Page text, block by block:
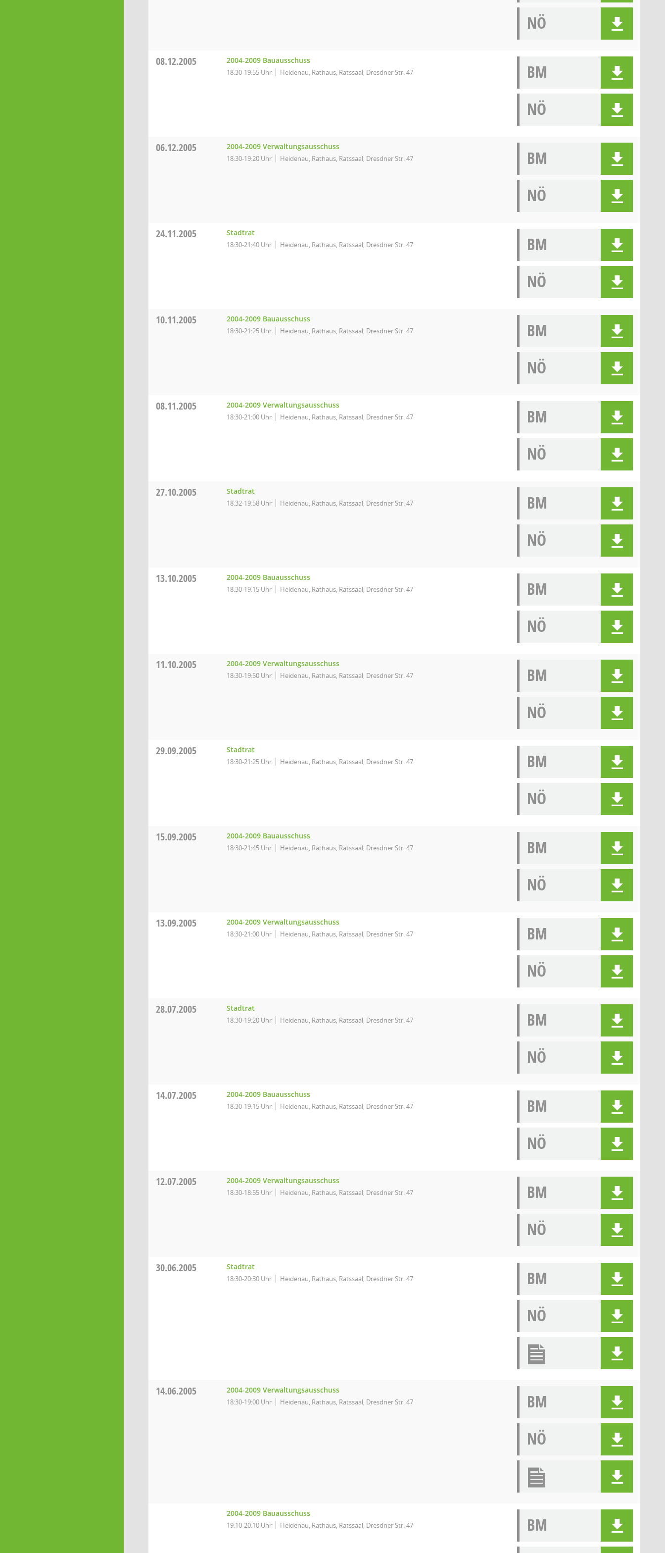
NÖ
08.12.2005 2004-2009 Bauausschuss
18:30-19:55 Uhr Heidenau, Rathaus, Ratssaal, Dresdner Str. 47
BM
NÖ
06.12.2005 2004-2009 Verwaltungsausschuss
18:30-19:20 Uhr Heidenau, Rathaus, Ratssaal, Dresdner Str. 47
BM
NÖ
24.11.2005 Stadtrat
18:30-21:40 Uhr Heidenau, Rathaus, Ratssaal, Dresdner Str. 47
BM
NÖ
10.11.2005 2004-2009 Bauausschuss
18:30-21:25 Uhr Heidenau, Rathaus, Ratssaal, Dresdner Str. 47
BM
NÖ
08.11.2005 2004-2009 Verwaltungsausschuss
18:30-21:00 Uhr Heidenau, Rathaus, Ratssaal, Dresdner Str. 47
BM
NÖ
27.10.2005 Stadtrat
18:32-19:58 Uhr Heidenau, Rathaus, Ratssaal, Dresdner Str. 47
BM
NÖ
13.10.2005 2004-2009 Bauausschuss
18:30-19:15 Uhr Heidenau, Rathaus, Ratssaal, Dresdner Str. 47
BM
NÖ
11.10.2005 2004-2009 Verwaltungsausschuss
18:30-19:50 Uhr Heidenau, Rathaus, Ratssaal, Dresdner Str. 47
BM
NÖ
29.09.2005 Stadtrat
18:30-21:25 Uhr Heidenau, Rathaus, Ratssaal, Dresdner Str. 47
BM
NÖ
15.09.2005 2004-2009 Bauausschuss
18:30-21:45 Uhr Heidenau, Rathaus, Ratssaal, Dresdner Str. 47
BM
NÖ
13.09.2005 2004-2009 Verwaltungsausschuss
18:30-21:00 Uhr Heidenau, Rathaus, Ratssaal, Dresdner Str. 47
BM
NÖ
28.07.2005 Stadtrat
18:30-19:20 Uhr Heidenau, Rathaus, Ratssaal, Dresdner Str. 47
BM
NÖ
14.07.2005 2004-2009 Bauausschuss
18:30-19:15 Uhr Heidenau, Rathaus, Ratssaal, Dresdner Str. 47
BM
NÖ
12.07.2005 2004-2009 Verwaltungsausschuss
18:30-18:55 Uhr Heidenau, Rathaus, Ratssaal, Dresdner Str. 47
BM
NÖ
30.06.2005 Stadtrat
18:30-20:30 Uhr Heidenau, Rathaus, Ratssaal, Dresdner Str. 47
BM
NÖ
14.06.2005 2004-2009 Verwaltungsausschuss
18:30-19:00 Uhr Heidenau, Rathaus, Ratssaal, Dresdner Str. 47
BM
NÖ
2004-2009 Bauausschuss
19:10-20:10 Uhr Heidenau, Rathaus, Ratssaal, Dresdner Str. 47
BM